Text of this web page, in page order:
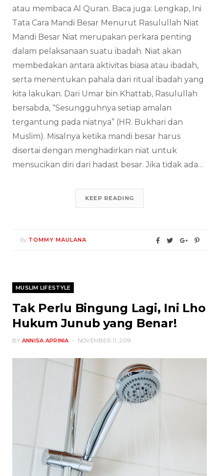
atau membaca Al Quran. Baca juga: Lengkap, Ini
Tata Cara Mandi Besar Menurut Rasulullah Niat
Mandi Besar Niat merupakan perkara penting
dalam pelaksanaan suatu ibadah. Niat akan
membedakan antara aktivitas biasa atau ibadah,
serta menentukan pahala dari ritual ibadah yang
kita lakukan. Dari Umar bin Khattab, Rasulullah
bersabda, “Sesungguhnya setiap amalan
tergantung pada niatnya” (HR. Bukhari dan
Muslim). Misalnya ketika mandi besar harus
disertai dengan menghadirkan niat untuk
mensucikan diri dari hadast besar. Jika tidak ada…
KEEP READING
By TOMMY MAULANA
MUSLIM LIFESTYLE
Tak Perlu Bingung Lagi, Ini Lho
Hukum Junub yang Benar!
BY ANNISA APRINIA NOVEMBER 11, 2019